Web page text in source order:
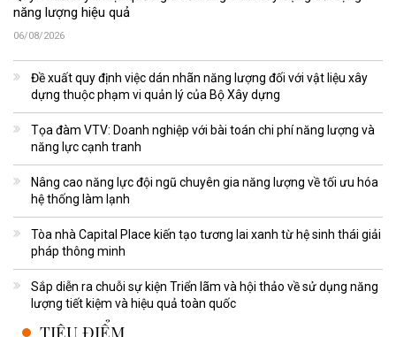
năng lượng hiệu quả
06/08/2026
Đề xuất quy định việc dán nhãn năng lượng đối với vật liệu xây
dựng thuộc phạm vi quản lý của Bộ Xây dựng
Tọa đàm VTV: Doanh nghiệp với bài toán chi phí năng lượng và
năng lực cạnh tranh
Nâng cao năng lực đội ngũ chuyên gia năng lượng về tối ưu hóa
hệ thống làm lạnh
Tòa nhà Capital Place kiến tạo tương lai xanh từ hệ sinh thái giải
pháp thông minh
Sắp diễn ra chuỗi sự kiện Triển lãm và hội thảo về sử dụng năng
lượng tiết kiệm và hiệu quả toàn quốc
TIÊU ĐIỂM